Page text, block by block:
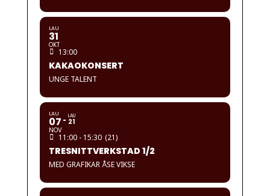
LAU
31
OKT
13:00
KAKAOKONSERT
UNGE TALENT
LAU
07
NOV
LAU
21
11:00 - 15:30 (21)
TRESNITTVERKSTAD 1/2
MED GRAFIKAR ÅSE VIKSE